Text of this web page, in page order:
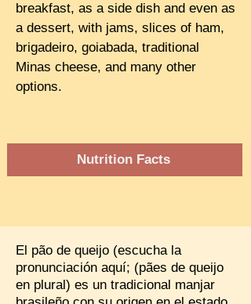
breakfast, as a side dish and even as
a dessert, with jams, slices of ham,
brigadeiro, goiabada, traditional
Minas cheese, and many other
options.
Nutrition Facts
El pão de queijo (escucha la
pronunciación aquí; (pães de queijo
en plural) es un tradicional manjar